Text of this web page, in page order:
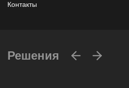
Контакты
Решения